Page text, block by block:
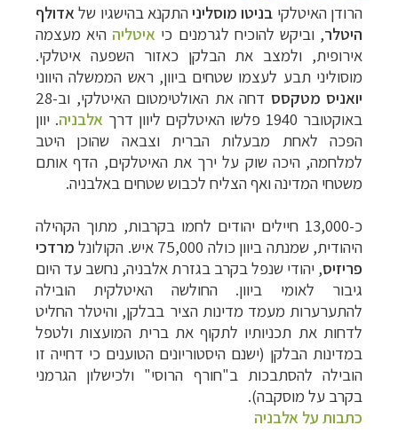
הרודן האיטלקי בניטו מוסליניהתקנא בהישגיו של אדולף
היטלר, וביקש להוכיח לגרמנים כי איטליה היא מעצמה
אירופית, ולמצב את הבלקן כאזור השפעה איטלקי.
מוסוליני תבע לעצמו שטחים ביוון, ראש הממשלה היווני
יואניס מטקסס
דחה את האולטימטום האיטלקי, וב-28
באוקטובר 1940 פלשו האיטלקים ליוון דרך
אלבניה. יוון
הפכה לאחת מבעלות הברית וצבאה שהוכן היטב
למלחמה, היכה שוק על ירך את האיטלקים, הדף אותם
משטחי המדינה ואף הצליח לכבוש שטחים באלבניה.
כ-13,000 חיילים יהודים לחמו בקרבות, מתוך הקהילה
היהודית, שמנתה ביוון כולה 75,000 איש. הקולונל
מרדכי
פריזיס, יהודי שנפל בקרב בגזרת אלבניה, נחשב עד היום
גיבור לאומי ביוון. החולשה האיטלקית הובילה
להתערערות מעמד מדינות הציר בבלקן, והיטלר החליט
לדחות את תכניותיו לתקוף את ברית המועצות ולטפל
במדינות הבלקן (ישנם היסטוריונים הטוענים כי דחייה זו
הובילה להסתבכות ב"חורף הרוסי" ולכישלון הגרמני
בקרב על מוסקבה).
כתבות על אלבניה